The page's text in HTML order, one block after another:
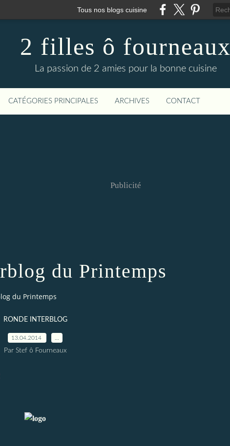
Tous nos blogs cuisine
2 filles ô fourneaux
La passion de 2 amies pour la bonne cuisine
CATÉGORIES PRINCIPALES ARCHIVES CONTACT
Publicité
du Printemps
du Printemps
RONDE INTERBLOG
13.04.2014
Par Stef ô Fourneaux